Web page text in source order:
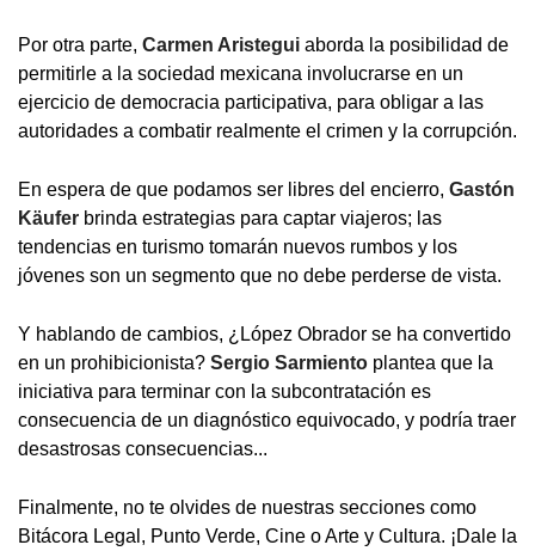
Por otra parte, Carmen Aristegui aborda la posibilidad de
permitirle a la sociedad mexicana involucrarse en un
ejercicio de democracia participativa, para obligar a las
autoridades a combatir realmente el crimen y la corrupción.
En espera de que podamos ser libres del encierro, Gastón
Käufer brinda estrategias para captar viajeros; las
tendencias en turismo tomarán nuevos rumbos y los
jóvenes son un segmento que no debe perderse de vista.
Y hablando de cambios, ¿López Obrador se ha convertido
en un prohibicionista? Sergio Sarmiento plantea que la
iniciativa para terminar con la subcontratación es
consecuencia de un diagnóstico equivocado, y podría traer
desastrosas consecuencias...
Finalmente, no te olvides de nuestras secciones como
Bitácora Legal, Punto Verde, Cine o Arte y Cultura. ¡Dale la